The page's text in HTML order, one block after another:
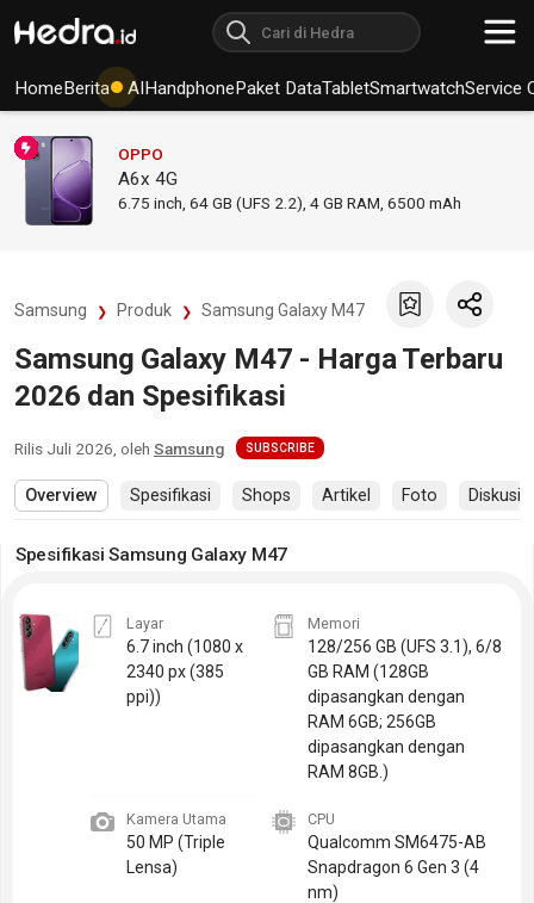
HomeBerita AIHandphonePaket DataTabletSmartwatchService
OPPO
A6x 4G
6.75 inch, 64 GB (UFS 2.2), 4 GB RAM 6500 mAh
Samsung Produk Samsung Galaxy M47
Samsung Galaxy M47 - Harga Terbaru
2026 dan Spesifikasi
Rilis Juli 2026 , oleh Samsung SUBSCRIBE
Overview Spesifikasi Shops Artikel Foto Diskusi
Spesifikasi Samsung Galaxy M47
Layar
6.7 inch (1080 x
2340 px (385
ppi))
Memori
128/256 GB (UFS 3.1), 6/8
GB RAM (128GB
dipasangkan dengan
RAM 6GB; 256GB
dipasangkan dengan
RAM 8GB.)
Kamera Utama
50 MP (Triple
Lensa)
CPU
Qualcomm SM6475-AB
Snapdragon 6 Gen 3 (4
nm)